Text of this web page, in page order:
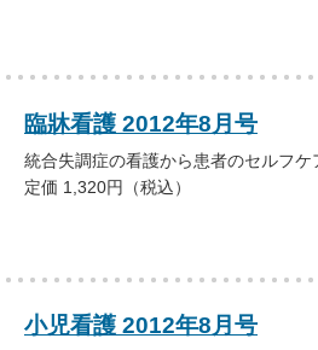
臨牀看護 2012年8月号
統合失調症の看護から患者のセルフ
定価 1,320円（税込）
小児看護 2012年8月号